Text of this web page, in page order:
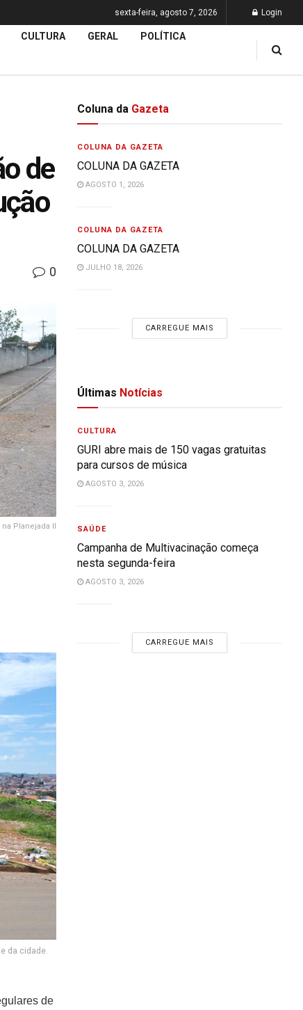
sexta-feira, agosto 7, 2026 Login
CULTURA GERAL POLÍTICA
de
0
Planejada II
da cidade.
de
Coluna da Gazeta
COLUNA DA GAZETA
COLUNA DA GAZETA
AGOSTO 1, 2026
COLUNA DA GAZETA
COLUNA DA GAZETA
JULHO 18, 2026
CARREGUE MAIS
Últimas Notícias
CULTURA
GURI abre mais de 150 vagas gratuitas
para cursos de música
AGOSTO 3, 2026
SAÚDE
Campanha de Multivacinação começa
nesta segunda-feira
AGOSTO 3, 2026
CARREGUE MAIS